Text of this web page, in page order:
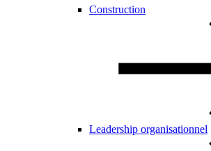
Construction
Leadership organisationnel